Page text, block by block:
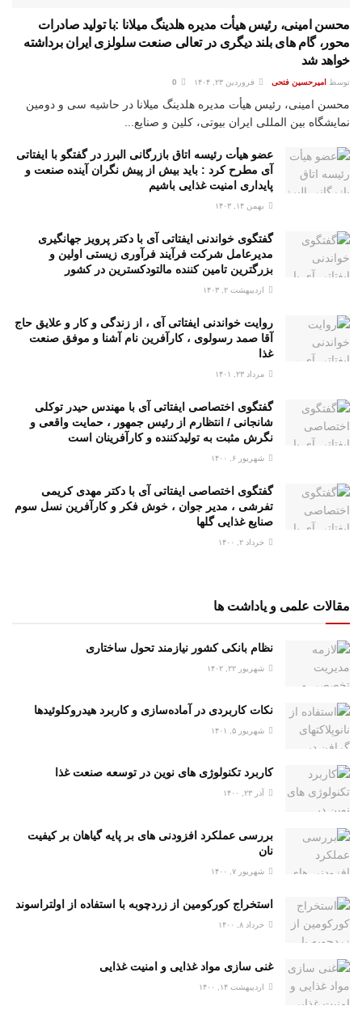
محسن امینی، رئیس هیأت مدیره هلدینگ میلانا :با تولید صادرات
محور، گام های بلند دیگری در تعالی صنعت سلولزی ایران برداشته
خواهد شد
توسط امیرحسین فتحی فروردین ۲۳, ۱۴۰۴
محسن امینی، رئیس هیأت مدیره هلدینگ میلانا در حاشیه سی و دومین
نمایشگاه بین المللی ایران بیوتی، کلین و صنایع...
عضو هیأت رئیسه اتاق بازرگانی البرز در گفتگو با ایفتاتی
آی مطرح کرد : باید بیش از پیش نگران آینده صنعت و
پایداری امنیت غذایی باشیم
بهمن ۱۴, ۱۴۰۳
گفتگوی خواندنی ایفتاتی آی با دکتر پرویز جهانگیری
مدیرعامل شرکت فرآیند فرآوری زیستی اولین و
بزرگترین تامین کننده مالتودکسترین در کشور
اردیبهشت ۲, ۱۴۰۳
روایت خواندنی ایفتاتی آی ، از زندگی و کار و علایق حاج
آقا صمد رسولوی ، کارآفرین نام آشنا و موفق صنعت
غذا
مرداد ۲۳, ۱۴۰۱
گفتگوی اختصاصی ایفتاتی آی با مهندس حیدر توکلی
شانجانی / انتظارم از رئیس جمهور ، حمایت واقعی و
نگرش مثبت به تولیدکننده و کارآفرینان است
شهریور ۶, ۱۴۰۰
گفتگوی اختصاصی ایفتاتی آی با دکتر مهدی کریمی
تفرشی ، مدیر جوان ، خوش فکر و کارآفرین نسل سوم
صنایع غذایی گلها
خرداد ۲, ۱۴۰۰
مقالات علمی و یاداشت ها
نظام بانکی کشور نیازمند تحول ساختاری
شهریور ۲۲, ۱۴۰۲
نکات کاربردی در آماده‌سازی و کاربرد هیدروکلوئیدها
شهریور ۵, ۱۴۰۱
کاربرد تکنولوژی های نوین در توسعه صنعت غذا
آذر ۲۳, ۱۴۰۰
بررسی عملکرد افزودنی های بر پایه گیاهان بر کیفیت
نان
شهریور ۷, ۱۴۰۰
استخراج کورکومین از زردچوبه با استفاده از اولتراسوند
خرداد ۸, ۱۴۰۰
غنی سازی مواد غذایی و امنیت غذایی
اردیبهشت ۱۴, ۱۴۰۰